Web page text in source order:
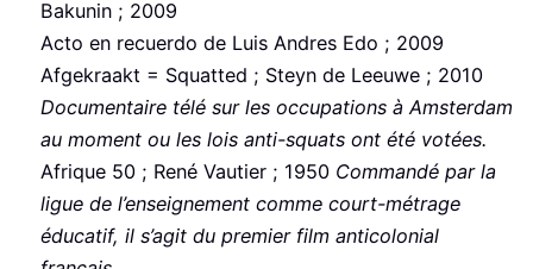
Bakunin ; 2009
Acto en recuerdo de Luis Andres Edo ; 2009
Afgekraakt = Squatted ; Steyn de Leeuwe ; 2010
Documentaire télé sur les occupations à Amsterdam
au moment ou les lois anti-squats ont été votées.
Afrique 50 ; René Vautier ; 1950 Commandé par la
ligue de l’enseignement comme court-métrage
éducatif, il s’agit du premier film anticolonial